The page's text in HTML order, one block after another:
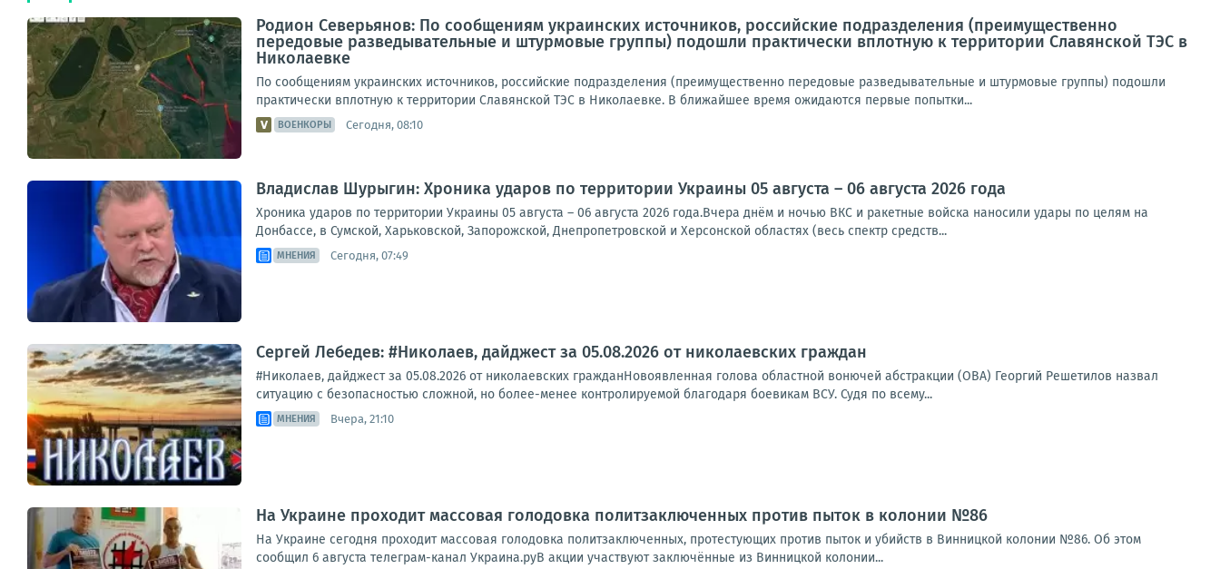
Родион Северьянов: По сообщениям украинских источников, российские подразделения (преимущественно
передовые разведывательные и штурмовые группы) подошли практически вплотную к территории Славянской ТЭС в
Николаевке
По сообщениям украинских источников, российские подразделения (преимущественно передовые разведывательные и штурмовые группы) подошли
практически вплотную к территории Славянской ТЭС в Николаевке. В ближайшее время ожидаются первые попытки...
ВОЕНКОРЫ Сегодня, 08:10
Владислав Шурыгин: Хроника ударов по территории Украины 05 августа – 06 августа 2026 года
Хроника ударов по территории Украины 05 августа – 06 августа 2026 года.Вчера днём и ночью ВКС и ракетные войска наносили удары по целям на
Донбассе, в Сумской, Харьковской, Запорожской, Днепропетровской и Херсонской областях (весь спектр средств...
МНЕНИЯ Сегодня, 07:49
Сергей Лебедев: #Николаев, дайджест за 05.08.2026 от николаевских граждан
#Николаев, дайджест за 05.08.2026 от николаевских гражданНовоявленная голова областной вонючей абстракции (ОВА) Георгий Решетилов назвал
ситуацию с безопасностью сложной, но более-менее контролируемой благодаря боевикам ВСУ. Судя по всему...
МНЕНИЯ Вчера, 21:10
На Украине проходит массовая голодовка политзаключенных против пыток в колонии №86
На Украине сегодня проходит массовая голодовка политзаключенных, протестующих против пыток и убийств в Винницкой колонии №86. Об этом
сообщил 6 августа телеграм-канал Украина.руВ акции участвуют заключённые из Винницкой колонии...